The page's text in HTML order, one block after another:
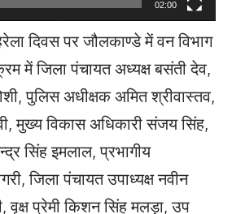
02:00
दिवस पर जौलकाण्डे में वन विभाग
में जिला पंचायत अध्यक्ष बसंती देव,
पुलिस अधीक्षक अमित श्रीवास्तव,
मुख्य विकास अधिकारी संजय सिंह,
सिंह इमलाल, प्रभागीय
जिला पंचायत उपाध्यक्ष नवीन
वृक्ष प्रेमी किशन सिंह मलड़ा, उप